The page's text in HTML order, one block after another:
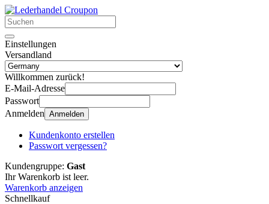
Einstellungen
Versandland
Willkommen zurück!
E-Mail-Adresse
Passwort
Anmelden Anmelden
Kundenkonto erstellen
Passwort vergessen?
Kundengruppe: Gast
Ihr Warenkorb ist leer.
Warenkorb anzeigen
Schnellkauf